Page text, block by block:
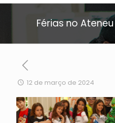
Férias no
12 de março de 2024